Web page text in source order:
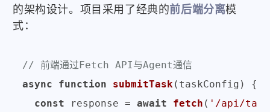
的架构设计。项目采用了经典的前后端分离模
式：
// 前端通过Fetch API与Agent通信
async
function submitTask ( taskConfig ) {
const response = await fetch ( '/api/